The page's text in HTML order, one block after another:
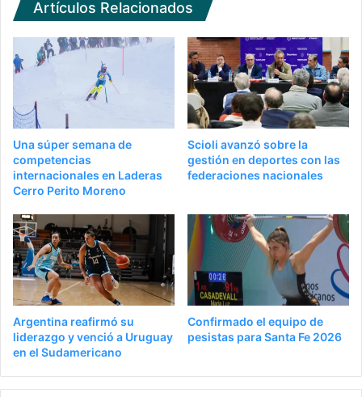
Artículos Relacionados
Una súper semana de
competencias
internacionales en Laderas
Cerro Perito Moreno
Scioli avanzó sobre la
gestión en deportes con las
federaciones nacionales
Argentina reafirmó su
liderazgo y venció a Uruguay
en el Sudamericano
Confirmado el equipo de
pesistas para Santa Fe 2026